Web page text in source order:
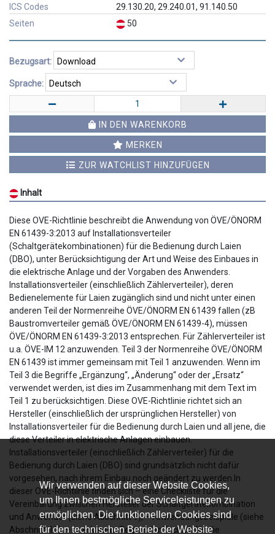
Wir verwenden auf dieser Website Cookies,
um Ihnen bestmögliche Serviceleistungen zu
ermöglichen. Die funktionellen Cookies sind
für den technischen Betrieb der Website
ICS Codes
29.130.20, 29.240.01, 91.140.50
Seiten
50
Bezugsart:
Sprache:
IN DEN WARENKORB
MERKEN
ZUR WATCHLIST HINZUFÜGEN
Inhalt
Diese OVE-Richtlinie beschreibt die Anwendung von ÖVE/ÖNORM
EN 61439-3:2013 auf Installationsverteiler
(Schaltgerätekombinationen) für die Bedienung durch Laien
(DBO), unter Berücksichtigung der Art und Weise des Einbaues in
die elektrische Anlage und der Vorgaben des Anwenders.
Installationsverteiler (einschließlich Zählerverteiler), deren
Bedienelemente für Laien zugänglich sind und nicht unter einen
anderen Teil der Normenreihe ÖVE/ÖNORM EN 61439 fallen (zB
Baustromverteiler gemäß ÖVE/ÖNORM EN 61439-4), müssen
ÖVE/ÖNORM EN 61439-3:2013 entsprechen. Für Zählerverteiler ist
u.a. ÖVE-IM 12 anzuwenden. Teil 3 der Normenreihe ÖVE/ÖNORM
EN 61439 ist immer gemeinsam mit Teil 1 anzuwenden. Wenn im
Teil 3 die Begriffe „Ergänzung“, „Änderung“ oder der „Ersatz“
verwendet werden, ist dies im Zusammenhang mit dem Text im
Teil 1 zu berücksichtigen. Diese OVE-Richtlinie richtet sich an
Hersteller (einschließlich der ursprünglichen Hersteller) von
Installationsverteiler für die Bedienung durch Laien und all jene, die
diese Verteiler in elektrische Anlagen einbauen.
Installationsverteiler (einschließlich Zählerverteiler) für die
Bedienung durch Laien (DBO) sind grundsätzlich nicht dafür
vorgesehen, nach ihrem Einbau noch geändert zu werden.In
dieser OVE-Richtlinie finden sich – eine Checkliste für die
Vereinbarung zwischen Hersteller der Schaltgerätekombination
und Anwender (siehe Abschnitt 9), – Anwendungsbeispiele (siehe
Abschnitt 10), – anerkannte Regeln der Technik für die